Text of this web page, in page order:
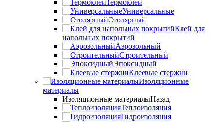
Термоклей
Универсальные
Столярный
Клей для
напольных покрытий
Аэрозольный
Строительный
Эпоксидный
Клеевые стержни
Изоляционные
материалы
Изоляционные материалыНазад
Теплоизоляция
Гидроизоляция